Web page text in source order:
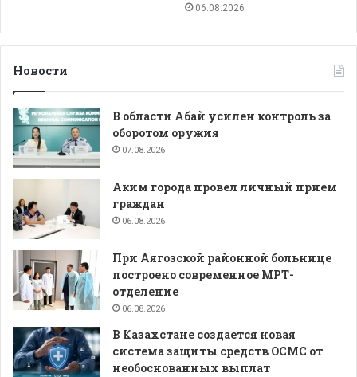
06.08.2026
Новости
В области Абай усилен контроль за
оборотом оружия
07.08.2026
Аким города провел личный прием
граждан
06.08.2026
При Аягозской районной больнице
построено современное МРТ-
отделение
06.08.2026
В Казахстане создается новая
система защиты средств ОСМС от
необоснованных выплат